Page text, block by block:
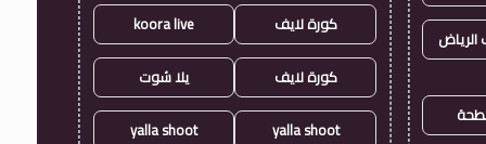
كورة لايف koora live
كورة لايف يلا شوت
yalla shoot
yalla shoot